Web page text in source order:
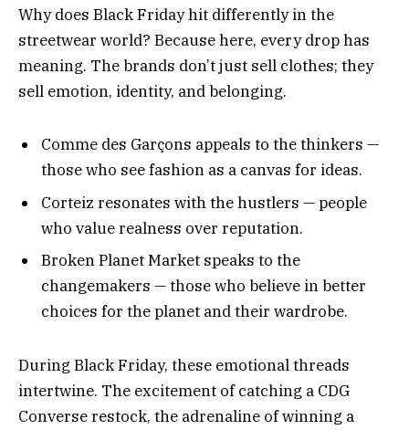
Why does Black Friday hit differently in the
streetwear world? Because here, every drop has
meaning. The brands don’t just sell clothes; they
sell emotion, identity, and belonging.
Comme des Garçons appeals to the thinkers —
those who see fashion as a canvas for ideas.
Corteiz resonates with the hustlers — people
who value realness over reputation.
Broken Planet Market speaks to the
changemakers — those who believe in better
choices for the planet and their wardrobe.
During Black Friday, these emotional threads
intertwine. The excitement of catching a CDG
Converse restock, the adrenaline of winning a